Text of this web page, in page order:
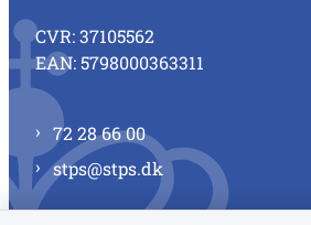
CVR: 37105562
EAN: 5798000363311
72 28 66 00
stps@stps.dk